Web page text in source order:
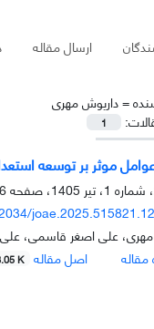
ارسال مقاله
=داریوش مهری
1
موثر بر توسعه
علی اصغر قاسمی،
اصل مقاله K